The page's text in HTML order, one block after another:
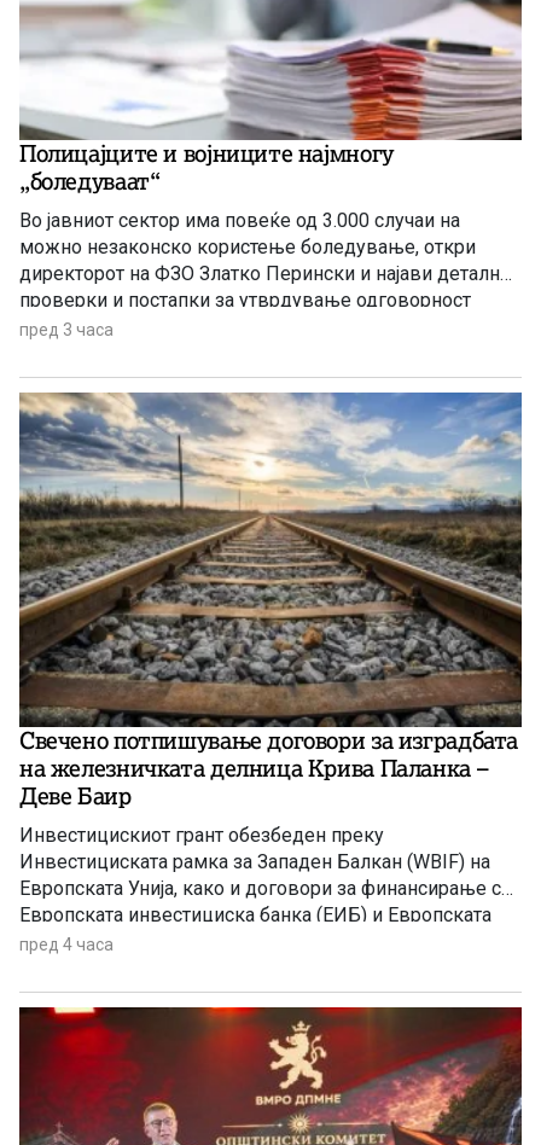
Полицајците и војниците најмногу
„боледуваат“
Во јавниот сектор има повеќе од 3.000 случаи на
можно незаконско користење боледување, откри
директорот на ФЗО Златко Перински и најави детални
проверки и постапки за утврдување одговорност
пред 3 часа
Свечено потпишување договори за изградбата
на железничката делница Крива Паланка –
Деве Баир
Инвестицискиот грант обезбеден преку
Инвестициската рамка за Западен Балкан (WBIF) на
Европската Унија, како и договори за финансирање со
Европската инвестициска банка (ЕИБ) и Европската
банка за обнова и развој (ЕБОР)
пред 4 часа